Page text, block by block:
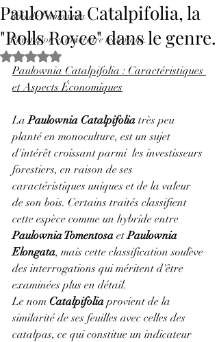
Bois de Paulownia.
Plantation et itinéraire technique.
Paulownia Catalpifolia, la
"Rolls Royce" dans le genre.
Noté NaN étoiles sur 5.
Paulownia Catalpifolia : Caractéristiques
et Aspects Économiques
La Paulownia Catalpifolia très peu
planté en monoculture, est un sujet
d'intérêt croissant parmi  les investisseurs
forestiers, en raison de ses
caractéristiques uniques et de la valeur
de son bois. Certains traités classifient
cette espèce comme un hybride entre
Paulownia Tomentosa et Paulownia
Elongata, mais cette classification soulève
des interrogations qui méritent d'être
examinées plus en détail.
Le nom Catalpifolia provient de la
similarité de ses feuilles avec celles des
catalpas, ce qui constitue un indicateur